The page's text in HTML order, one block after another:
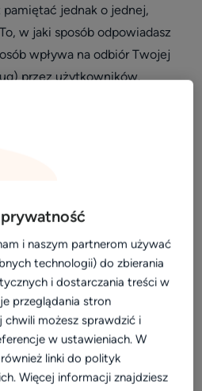
jednak o jednej,
w jaki sposób odpowiadasz
wpływa na odbiór Twojej
przez użytkowników.
kliku podstawowych zasadach,
swojemu wizerunkowi, a wręcz
dziękuj za
powód do zadowolenia:
notowania, ale są również
się w korzystnym świetle.
w pełni zaangażowany w
kilku słowach za pochwałę,
i naszym partnerom używać
technologii) do zbierania
i dostarczania treści w
przeglądania stron
możesz sprawdzić i
w ustawieniach. W
linki do polityk
Więcej informacji znajdziesz